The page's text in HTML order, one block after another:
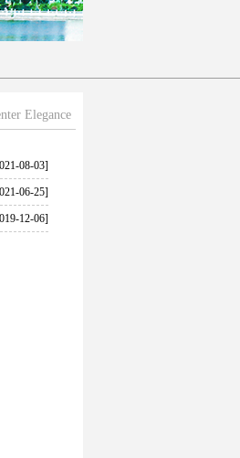
Elegance
08-03]
06-25]
12-06]